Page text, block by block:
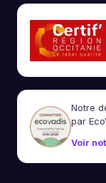
Notre
par
Voir